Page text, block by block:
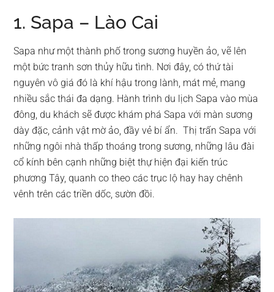
1. Sapa – Lào Cai
Sapa như một thành phố trong sương huyền ảo, vẽ lên
một bức tranh sơn thủy hữu tình. Nơi đây, có thứ tài
nguyên vô giá đó là khí hậu trong lành, mát mẻ, mang
nhiều sắc thái đa dạng. Hành trình du lịch Sapa vào mùa
đông, du khách sẽ được khám phá Sapa với màn sương
dày đặc, cảnh vật mờ ảo, đầy vẻ bí ẩn. Thị trấn Sapa với
những ngôi nhà thấp thoáng trong sương, những lâu đài
cổ kính bên cạnh những biệt thự hiện đại kiến trúc
phương Tây, quanh co theo các trục lộ hay hay chênh
vênh trên các triền dốc, sườn đồi.